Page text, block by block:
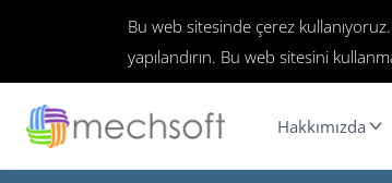
Bu web sitesinde çerez
yapılandırın. Bu web sitesini
Hakkımızda